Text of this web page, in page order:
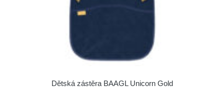
Dětská zástěra BAAGL Unicorn Gold